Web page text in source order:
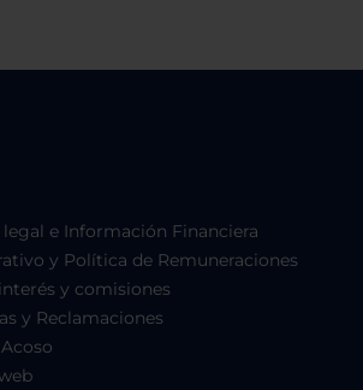
e Información Financiera
y Política de Remuneraciones
y comisiones
y Reclamaciones